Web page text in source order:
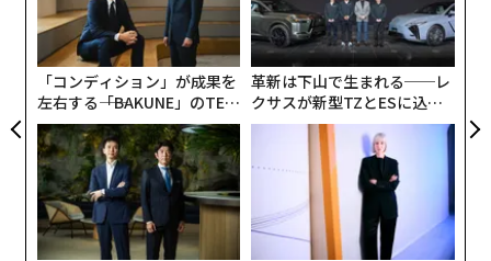
「コンディション」が成果を
左右する――「BAKUNE」のTEN
TIALが支える「挑戦者の明
日」
革新は下山で生まれる──レ
クサスが新型TZとESに込め
た「DISCOVER」の哲学